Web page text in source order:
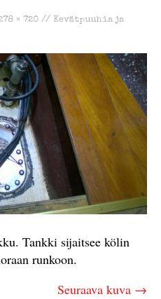
× 720 // Kevätpuuhia ja
Tankki sijaitsee kölin
runkoon.
Seuraava kuva →